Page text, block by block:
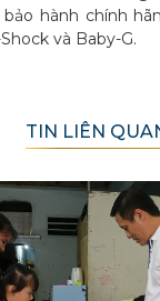
bảo hành chính
và Baby-G.
TIN LIÊN